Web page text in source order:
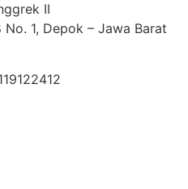
II
1, Depok – Jawa Barat